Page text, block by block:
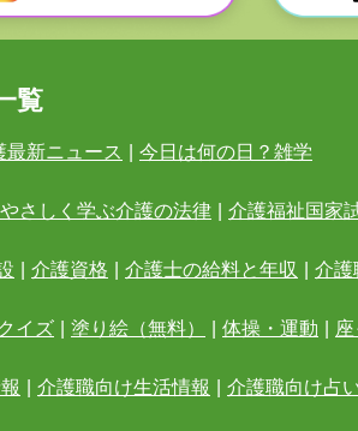
覧
最新ニュース 今日は何の日？雑学
さしく学ぶ介護の法律 介護福祉国家
介護資格 介護士の給料と年収 介護
イズ 塗り絵（無料） 体操・運動
介護職向け生活情報 介護職向け占